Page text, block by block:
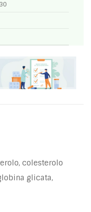
colesterolo
glicata,